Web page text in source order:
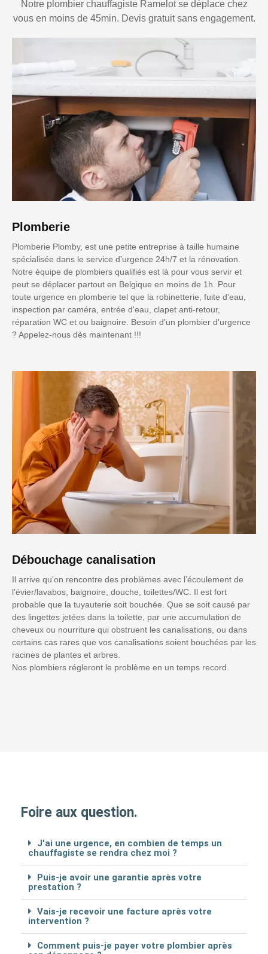
Notre plombier chauffagiste Ramelot se déplace chez
vous en moins de 45min. Devis gratuit sans engagement.
Plomberie
Plomberie Plomby, est une petite entreprise à taille humaine
spécialisée dans le service d’urgence 24h/7 et la rénovation.
Notre équipe de plombiers qualifiés est là pour vous servir et
peut se déplacer partout en Belgique en moins de 1h. Pour
toute urgence en plomberie tel que la robinetterie, fuite d'eau,
inspection par caméra, entrée d'eau, clapet anti-retour,
réparation WC et ou baignoire. Besoin d'un plombier d'urgence
? Appelez-nous dès maintenant !!!
Débouchage canalisation
Il arrive qu'on rencontre des problèmes avec l’écoulement de
l’évier/lavabos, baignoire, douche, toilettes/WC. Il est fort
probable que la tuyauterie soit bouchée. Que se soit causé par
des lingettes jetées dans la toilette, par une accumulation de
cheveux ou nourriture qui obstruent les canalisations, ou dans
certains cas rares que vos canalisations soient bouchées par les
racines de plantes et arbres.
Nos plombiers régleront le problème en un temps record.
Foire aux question.
J'ai une urgence, en combien de temps un
chauffagiste se rendra chez moi ?
Puis-je avoir une garantie après votre
prestation ?
Vais-je recevoir une facture après votre
intervention ?
Comment puis-je payer votre plombier après